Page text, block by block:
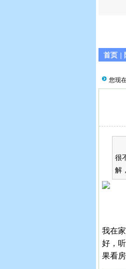
首页 |
您现
很
解
我在
好，
果看